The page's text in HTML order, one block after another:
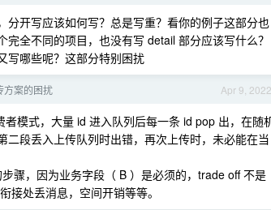
开写应该如何写？总是写重？看你的例子这部分也
全不同的项目，也没有写 detail 部分应该写什么？
写哪些呢？这部分特别困扰
Apr 9, 2022
方案的困扰
模式，大量 id 进入队列后每一条 id pop 出，在随
段丢入上传队列时出错，再次上传时，未必能在当
骤，因为业务字段（ B ）是必须的，trade off 不是
接处丢消息，空间开销等等。